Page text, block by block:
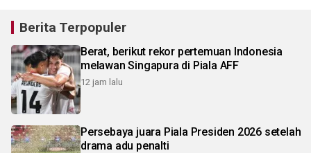
Berita Terpopuler
Berat, berikut rekor pertemuan Indonesia
melawan Singapura di Piala AFF
12 jam lalu
Persebaya juara Piala Presiden 2026 setelah
drama adu penalti